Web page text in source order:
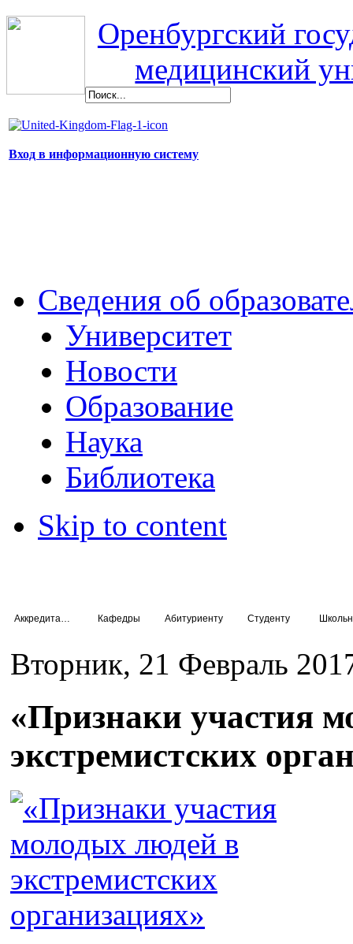
Оренбургский
медицинский
Вход в информационную систему
Сведения об
Университет
Новости
Образование
Наука
Библиотека
Skip to content
Кафедры Абитуриенту Студенту
Вторник, 21 Февраль
«Признаки участия
экстремистских